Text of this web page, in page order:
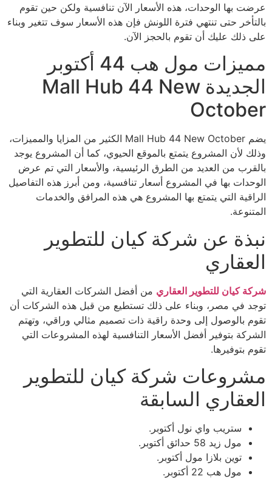
عرضت بها الوحدات، هذه الأسعار الآن تنافسية ولكن حين تقوم
بالتأخر حتى تنتهي فترة اللونش فإن هذه الأسعار سوف تتغير وبناء
على ذلك عليك أن تقوم بالحجز الآن.
مميزات مول هب 44 أكتوبر
الجديدة Mall Hub 44 New
October
يضم Mall Hub 44 New October الكثير من المزايا والمميزات،
وذلك لأن المشروع يتمتع بالموقع الحيوي، كما أن المشروع يوجد
بالقرب من العديد من الطرق الرئيسية، والأسعار التي تم عرض
الوحدات بها في المشروع أسعار تنافسية، ومن أبرز هذه التفاصيل
الراقية التي يتمتع بها المشروع هي هذه المرافق والخدمات
المتنوعة.
نبذة عن شركة كيان للتطوير
العقاري
شركة كيان للتطوير العقاري من أفضل الشركات العقارية التي
توجد في مصر، وبناء على ذلك تستطيع من قبل هذه الشركات أن
تقوم بالوصول إلى وحدة راقية ذات تصميم مثالي وراقي، وتهتم
الشركة بتوفير أفضل الأسعار التنافسية لهذه المشروعات التي
تقوم بتوفيرها.
مشروعات شركة كيان للتطوير
العقاري السابقة
ستريب واي نول أكتوبر.
مول زيد 58 حدائق أكتوبر.
توين بلازا مول أكتوبر.
مول هب 22 أكتوبر.